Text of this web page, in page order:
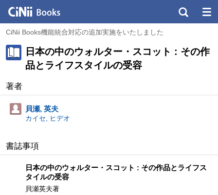
CiNii Books機能統合対応の追加実施をいたしました
日本の中のウォルター・スコット : その作
品とライフスタイルの受容
著者
貝瀬, 英夫
カイセ, ヒデオ
書誌事項
日本の中のウォルター・スコット : その作品とライフス
タイルの受容
貝瀬英夫著